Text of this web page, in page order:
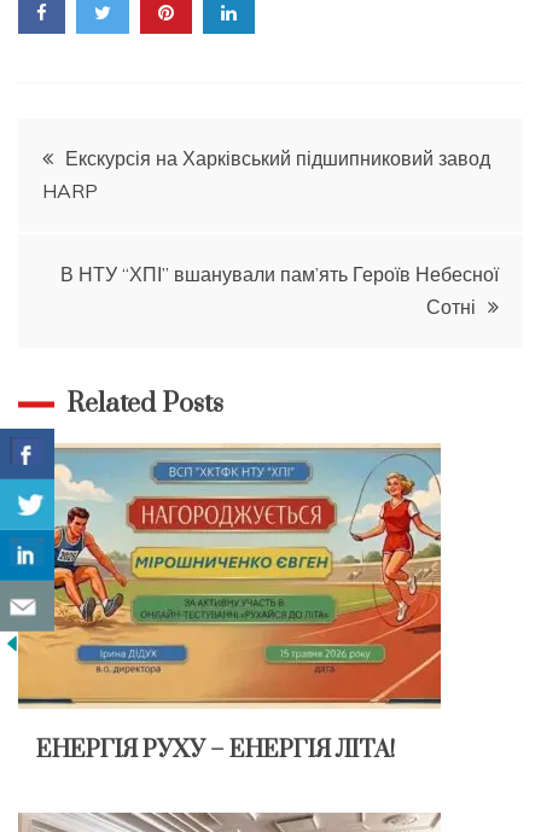
Навігація
записів
Екскурсія на Харківський підшипниковий завод
HARP
В НТУ “ХПІ” вшанували пам’ять Героїв Небесної
Сотні
Related Posts
ЕНЕРГІЯ РУХУ – ЕНЕРГІЯ ЛІТА!